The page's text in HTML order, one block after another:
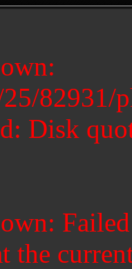
82931/
Disk
the